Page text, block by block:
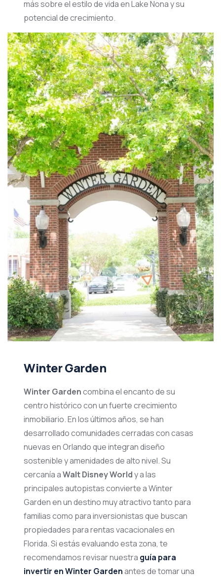
más sobre el estilo de vida en Lake Nona y su
potencial de crecimiento.
Winter Garden
Winter Gardencombina el encanto de su
centro histórico con un fuerte crecimiento
inmobiliario. En los últimos años, se han
desarrollado comunidades cerradas con casas
nuevas en Orlando que integran diseño
sostenible y amenidades de alto nivel. Su
cercanía aWalt Disney Worldy a las
principales autopistas convierte a Winter
Garden en un destino muy atractivo tanto para
familias como para inversionistas que buscan
propiedades para rentas vacacionales en
Florida. Si estás evaluando esta zona, te
recomendamos revisar nuestra guía para
invertir en Winter Gardenantes de tomar una